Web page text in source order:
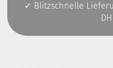
✓ Blitzschnelle